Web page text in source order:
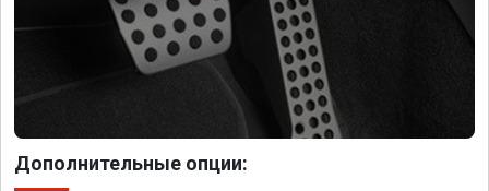
Дополнительные опции: